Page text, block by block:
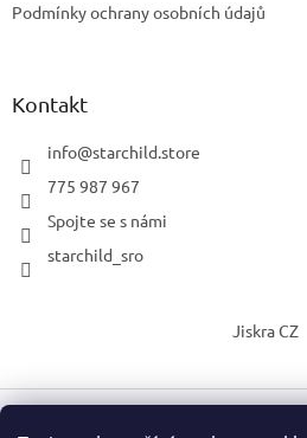
Podmínky ochrany osobních údajů
Kontakt
info@starchild.store
775 987 967
Spojte se s námi
starchild_sro
Jiskra CZ